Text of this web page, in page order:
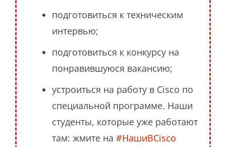
подготовиться к техническим
интервью;
подготовиться к конкурсу на
понравившуюся вакансию;
устроиться на работу в Cisco по
специальной программе. Наши
студенты, которые уже работают
там: жмите на #НашиВCisco